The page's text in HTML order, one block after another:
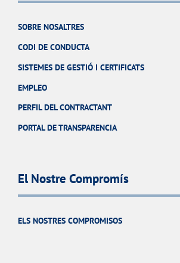
SOBRE NOSALTRES
CODI DE CONDUCTA
SISTEMES DE GESTIÓ I CERTIFICATS
EMPLEO
PERFIL DEL CONTRACTANT
PORTAL DE TRANSPARENCIA
El Nostre Compromís
ELS NOSTRES COMPROMISOS